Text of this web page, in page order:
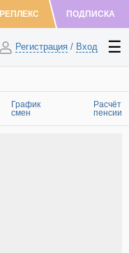
РЕПЛЕКС ПОДПИСКА
Регистрация / Вход
График
смен
Расчёт
пенсии